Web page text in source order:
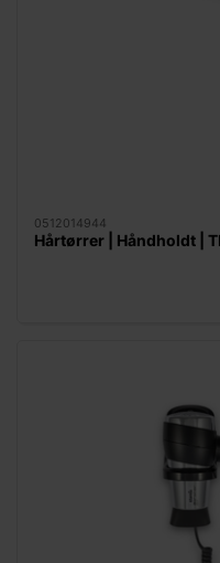
0512014944
Hårtørrer | Håndholdt |